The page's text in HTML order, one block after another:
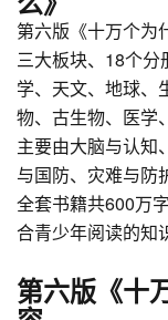
第六版《十万个为
三大板块、18个
学、天文、地球、
物、古生物、医学
主要由大脑与认知
与国防、灾难与防
全套书籍共600万
合青少年阅读的知
第六版《十